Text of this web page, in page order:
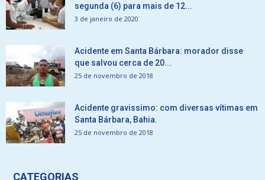
segunda (6) para mais de 12...
3 de janeiro de 2020
Acidente em Santa Bárbara: morador disse
que salvou cerca de 20...
25 de novembro de 2018
Acidente gravissimo: com diversas vítimas em
Santa Bárbara, Bahia.
25 de novembro de 2018
CATEGORIAS